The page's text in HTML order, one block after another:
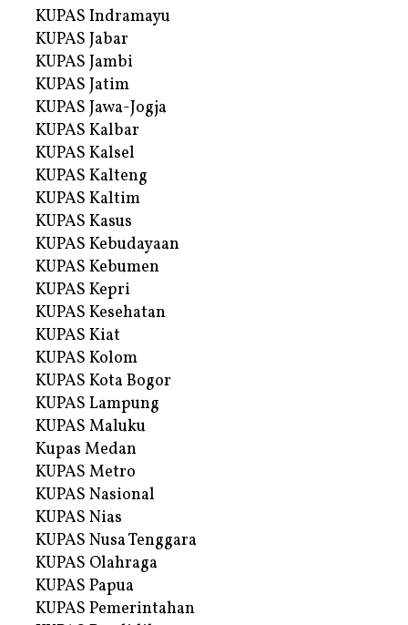
KUPAS Indramayu
KUPAS Jabar
KUPAS Jambi
KUPAS Jatim
KUPAS Jawa-Jogja
KUPAS Kalbar
KUPAS Kalsel
KUPAS Kalteng
KUPAS Kaltim
KUPAS Kasus
KUPAS Kebudayaan
KUPAS Kebumen
KUPAS Kepri
KUPAS Kesehatan
KUPAS Kiat
KUPAS Kolom
KUPAS Kota Bogor
KUPAS Lampung
KUPAS Maluku
Kupas Medan
KUPAS Metro
KUPAS Nasional
KUPAS Nias
KUPAS Nusa Tenggara
KUPAS Olahraga
KUPAS Papua
KUPAS Pemerintahan